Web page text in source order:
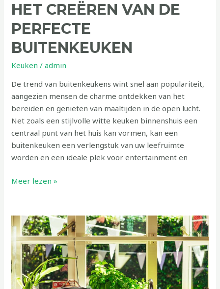
HET CREËREN VAN DE
PERFECTE
BUITENKEUKEN
Keuken /admin
De trend van buitenkeukens wint snel aan populariteit,
aangezien mensen de charme ontdekken van het
bereiden en genieten van maaltijden in de open lucht.
Net zoals een stijlvolle witte keuken binnenshuis een
centraal punt van het huis kan vormen, kan een
buitenkeuken een verlengstuk van uw leefruimte
worden en een ideale plek voor entertainment en
Meer lezen »
De
zoektocht
naar
jouw
droomkeuken